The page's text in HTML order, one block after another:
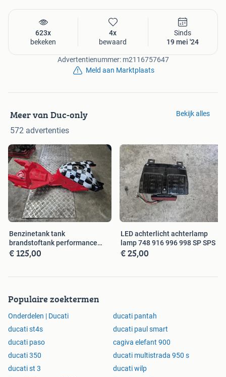
623x
bekeken
4x
bewaard
Sinds
19 mei '24
Advertentienummer: m2116757647
Meld aan Marktplaats
Meer van Duc-only
572 advertenties
Bekijk alles
Benzinetank tank
brandstoftank performance
Multistrada 620
€ 125,00
LED achterlicht achterlamp
lamp 748 916 996 998 SP SPS
€ 25,00
Populaire zoektermen
Onderdelen | Ducati
ducati pantah
ducati st4s
ducati paul smart
ducati paso
cagiva elefant 900
ducati 350
ducati multistrada 950 s
ducati st 3
ducati wilp